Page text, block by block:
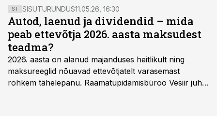
ST SISUTURUNDUS11.05.26, 16:30
Autod, laenud ja dividendid – mida
peab ettevõtja 2026. aasta maksudest
teadma?
2026. aasta on alanud majanduses heitlikult ning
maksureeglid nõuavad ettevõtjatelt varasemast
rohkem tähelepanu. Raamatupidamisbüroo Vesiir juht